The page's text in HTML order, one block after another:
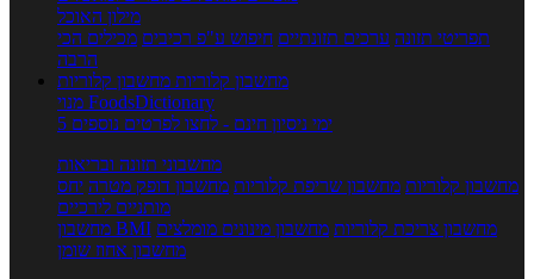
מילון האוכל
תפריטי תזונה ערכים תזונתיים חיפוש ע"פ רכיבים מכילים הכי
הרבה
מחשבון קלוריות מחשבון קלוריות
מנוי FoodsDictionary
5 ימי ניסיון חינם - לחצו לפרטים נוספים
מחשבוני תזונה ובריאות
מחשבון קלוריות מחשבון שריפת קלוריות מחשבון דופק מטרה יחס
מותניים לירכיים
מחשבון BMI
מחשבון צריכת קלוריות מחשבון מינונים מומלצים
מחשבון אחוז שומן